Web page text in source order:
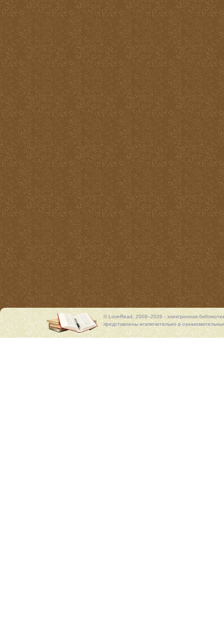
© LoveRead, 2009–2026 - электронная
представлены исключительно в